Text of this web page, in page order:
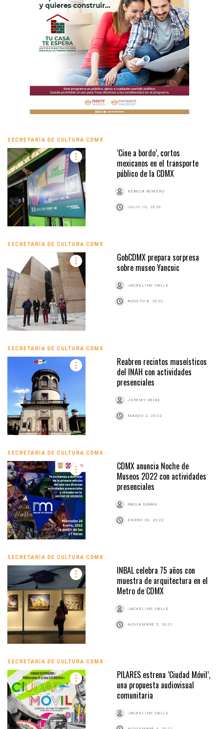
SECRETARÍA DE CULTURA CDMX
‘Cine a bordo’, cortos
mexicanos en el transporte
público de la CDMX
REBECA ROMERO
JULIO 10, 2023
SECRETARÍA DE CULTURA CDMX
GobCDMX prepara sorpresa
sobre museo Yancuic
JACKELINE VALLE
AGOSTO 8, 2022
SECRETARÍA DE CULTURA CDMX
Reabren recintos museísticos
del INAH con actividades
presenciales
JEREMY URIBE
MARZO 2, 2022
SECRETARÍA DE CULTURA CDMX
CDMX anuncia Noche de
Museos 2022 con actividades
presenciales
PAOLA DURÁN
ENERO 26, 2022
SECRETARÍA DE CULTURA CDMX
INBAL celebra 75 años con
muestra de arquitectura en el
Metro de CDMX
JACKELINE VALLE
NOVIEMBRE 5, 2021
SECRETARÍA DE CULTURA CDMX
PILARES estrena ‘Ciudad Móvil’,
una propuesta audiovisual
comunitaria
JACKELINE VALLE